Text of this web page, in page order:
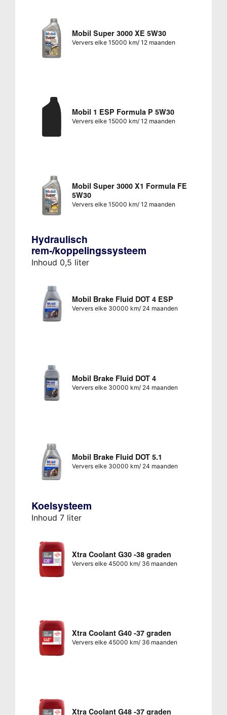
Mobil Super 3000 XE 5W30
Ververs elke 15000 km/ 12 maanden
Mobil 1 ESP Formula P 5W30
Ververs elke 15000 km/ 12 maanden
Mobil Super 3000 X1 Formula FE
5W30
Ververs elke 15000 km/ 12 maanden
Hydraulisch
rem-/koppelingssysteem
Inhoud 0,5 liter
Mobil Brake Fluid DOT 4 ESP
Ververs elke 30000 km/ 24 maanden
Mobil Brake Fluid DOT 4
Ververs elke 30000 km/ 24 maanden
Mobil Brake Fluid DOT 5.1
Ververs elke 30000 km/ 24 maanden
Koelsysteem
Inhoud 7 liter
Xtra Coolant G30 -38 graden
Ververs elke 45000 km/ 36 maanden
Xtra Coolant G40 -37 graden
Ververs elke 45000 km/ 36 maanden
Xtra Coolant G48 -37 graden